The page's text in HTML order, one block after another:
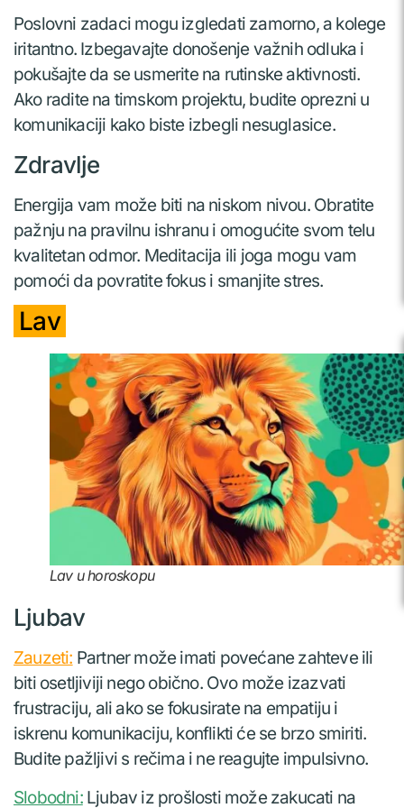
Poslovni zadaci mogu izgledati zamorno, a kolege
iritantno. Izbegavajte donošenje važnih odluka i
pokušajte da se usmerite na rutinske aktivnosti.
Ako radite na timskom projektu, budite oprezni u
komunikaciji kako biste izbegli nesuglasice.
Zdravlje
Energija vam može biti na niskom nivou. Obratite
pažnju na pravilnu ishranu i omogućite svom telu
kvalitetan odmor. Meditacija ili joga mogu vam
pomoći da povratite fokus i smanjite stres.
Lav
Lav u horoskopu
Ljubav
Zauzeti: Partner može imati povećane zahteve ili
biti osetljiviji nego obično. Ovo može izazvati
frustraciju, ali ako se fokusirate na empatiju i
iskrenu komunikaciju, konflikti će se brzo smiriti.
Budite pažljivi s rečima i ne reagujte impulsivno.
Slobodni:Ljubav iz prošlosti može zakucati na